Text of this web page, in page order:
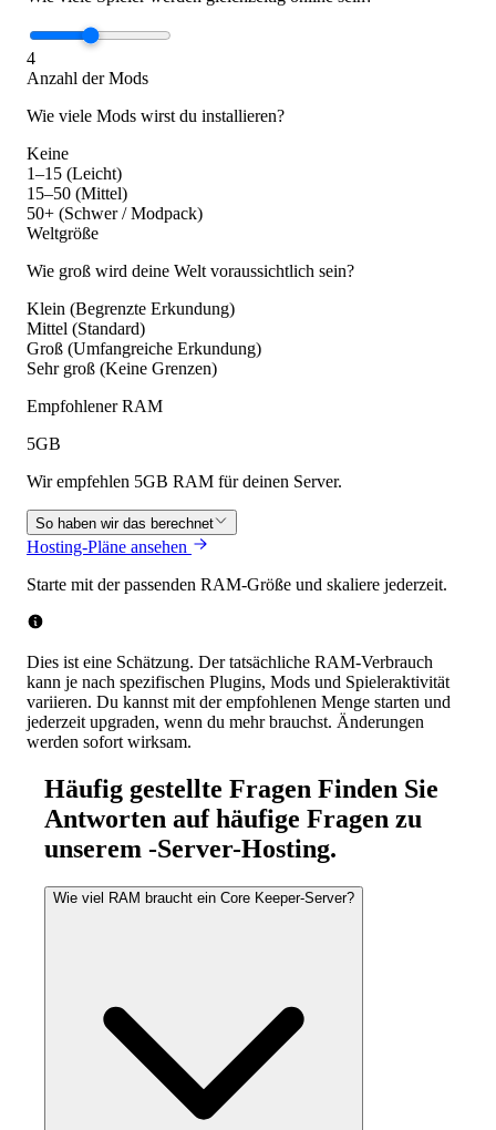
4
Anzahl der Mods
Wie viele Mods wirst du installieren?
Keine
1–15 (Leicht)
15–50 (Mittel)
50+ (Schwer / Modpack)
Weltgröße
Wie groß wird deine Welt voraussichtlich sein?
Klein (Begrenzte Erkundung)
Mittel (Standard)
Groß (Umfangreiche Erkundung)
Sehr groß (Keine Grenzen)
Empfohlener RAM
5GB
Wir empfehlen 5GB RAM für deinen Server.
So haben wir das berechnet
Hosting-Pläne ansehen
Starte mit der passenden RAM-Größe und skaliere jederzeit.
Dies ist eine Schätzung. Der tatsächliche RAM-Verbrauch
kann je nach spezifischen Plugins, Mods und Spieleraktivität
variieren. Du kannst mit der empfohlenen Menge starten und
jederzeit upgraden, wenn du mehr brauchst. Änderungen
werden sofort wirksam.
Häufig gestellte Fragen Finden Sie
Antworten auf häufige Fragen zu
unserem -Server-Hosting.
Wie viel RAM braucht ein Core Keeper-Server?